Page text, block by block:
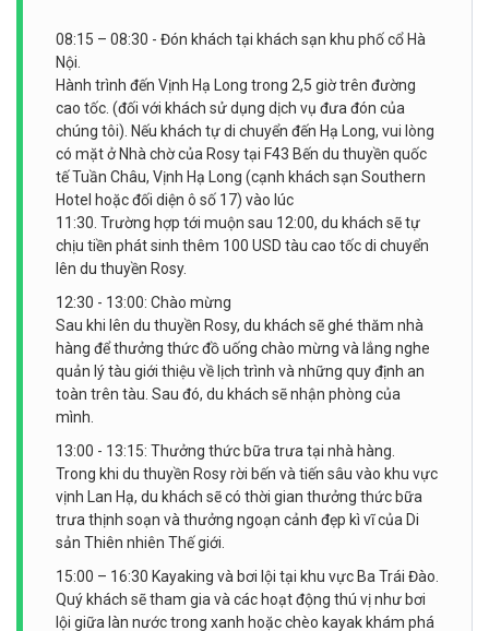
08:15 – 08:30 - Đón khách tại khách sạn khu phố cổ Hà
Nội.
Hành trình đến Vịnh Hạ Long trong 2,5 giờ trên đường
cao tốc. (đối với khách sử dụng dịch vụ đưa đón của
chúng tôi). Nếu khách tự di chuyển đến Hạ Long, vui lòng
có mặt ở Nhà chờ của Rosy tại F43 Bến du thuyền quốc
tế Tuần Châu, Vịnh Hạ Long (cạnh khách sạn Southern
Hotel hoặc đối diện ô số 17) vào lúc
11:30. Trường hợp tới muộn sau 12:00, du khách sẽ tự
chịu tiền phát sinh thêm 100 USD tàu cao tốc di chuyển
lên du thuyền Rosy.
12:30 - 13:00: Chào mừng
Sau khi lên du thuyền Rosy, du khách sẽ ghé thăm nhà
hàng để thưởng thức đồ uống chào mừng và lắng nghe
quản lý tàu giới thiệu về lịch trình và những quy định an
toàn trên tàu. Sau đó, du khách sẽ nhận phòng của
mình.
13:00 - 13:15: Thưởng thức bữa trưa tại nhà hàng.
Trong khi du thuyền Rosy rời bến và tiến sâu vào khu vực
vịnh Lan Hạ, du khách sẽ có thời gian thưởng thức bữa
trưa thịnh soạn và thưởng ngoạn cảnh đẹp kì vĩ của Di
sản Thiên nhiên Thế giới.
15:00 – 16:30 Kayaking và bơi lội tại khu vực Ba Trái Đào.
Quý khách sẽ tham gia và các hoạt động thú vị như bơi
lội giữa làn nước trong xanh hoặc chèo kayak khám phá